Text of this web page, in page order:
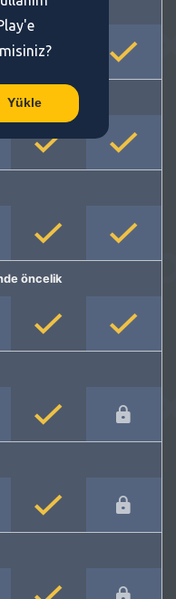
öncelik
Yükle